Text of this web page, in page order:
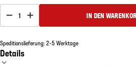
1 IN DEN
Speditionslieferung: 2-5 Werktage
Details